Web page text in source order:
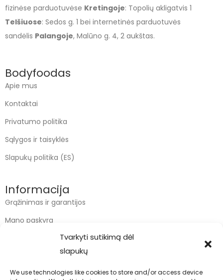
Tvarkyti sutikimą dėl
slapukų
We use technologies like cookies to store and/or access device
fizinėse parduotuvėse Kretingoje: Topolių akligatvis 1
Telšiuose: Sedos g. 1 bei internetinės parduotuvės
sandėlis Palangoje, Malūno g. 4, 2 aukštas.
Bodyfoodas
Apie mus
Kontaktai
Privatumo politika
Sąlygos ir taisyklės
Slapukų politika (ES)
Informacija
Grąžinimas ir garantijos
Mano paskyra